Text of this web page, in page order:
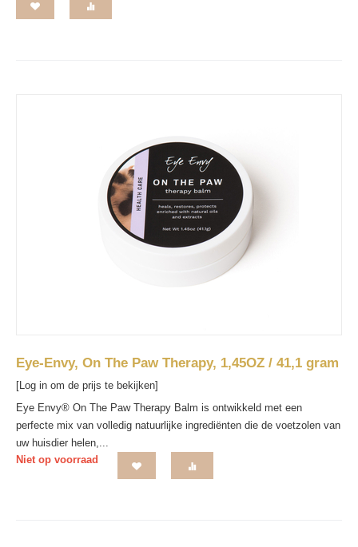
Eye-Envy, On The Paw Therapy, 1,45OZ / 41,1 gram
[Log in om de prijs te bekijken]
Eye Envy® On The Paw Therapy Balm is ontwikkeld met een
perfecte mix van volledig natuurlijke ingrediënten die de voetzolen van
uw huisdier helen,...
Niet op voorraad